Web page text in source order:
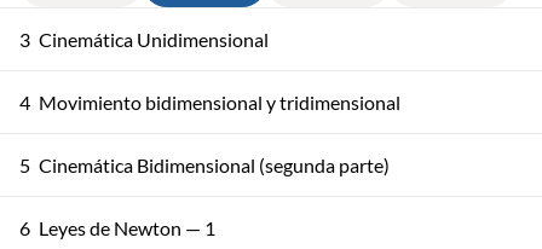
3 Cinemática Unidimensional
4 Movimiento bidimensional y tridimensional
5 Cinemática Bidimensional (segunda parte)
6 Leyes de Newton — 1